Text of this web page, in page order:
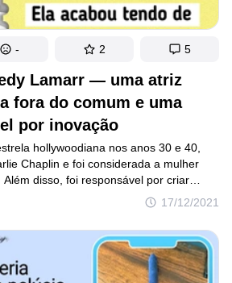
Lamarr — uma atriz
fora do comum e uma
por inovação
17/12/2021
hollywoodiana nos anos 30 e 40,
Chaplin e foi considerada a mulher
disso, foi responsável por criar
em dia custa 30 bilhões de dólares.
- 2 5